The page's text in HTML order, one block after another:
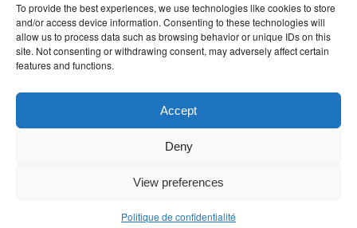
To provide the best experiences, we use technologies like cookies to store
and/or access device information. Consenting to these technologies will
allow us to process data such as browsing behavior or unique IDs on this
site. Not consenting or withdrawing consent, may adversely affect certain
features and functions.
Accept
Deny
View preferences
Politique de confidentialité
Résultats
Équipe Goals
WGM
Gide
2
Ce contenu a été publié parAdmin. Mettez-le en favori avec son
Politique de confidentialité